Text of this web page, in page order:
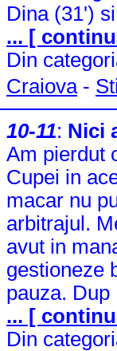
Dina (31')
... [
Din
Craiova-
10-11: Nici
Am pierdut
Cupei in
macar nu
arbitrajul.
avut in
gestioneze
pauza. Dup
... [
Din